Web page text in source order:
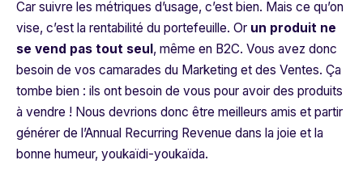
Car suivre les métriques d’usage, c’est bien. Mais ce qu’on
vise, c’est la rentabilité du portefeuille. Or un produit ne
se vend pas tout seul , même en B2C. Vous avez donc
besoin de vos camarades du Marketing et des Ventes. Ça
tombe bien : ils ont besoin de vous pour avoir des produits
à vendre ! Nous devrions donc être meilleurs amis et partir
générer de l’Annual Recurring Revenue dans la joie et la
bonne humeur, youkaïdi-youkaïda.